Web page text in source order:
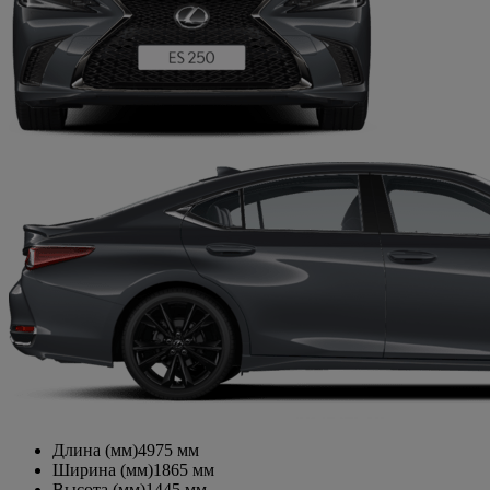
Длина (мм)4975 мм
Ширина (мм)1865 мм